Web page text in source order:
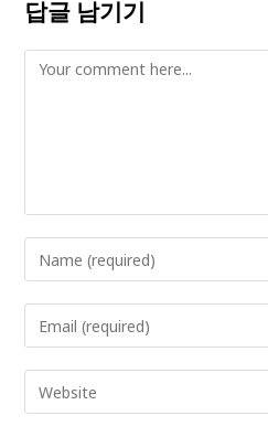
답글 남기기
Comment
Enter
your
name
to
comment
Enter
your
email
address
Enter
your